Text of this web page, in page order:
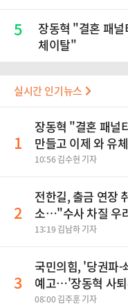
5
장동혁 "결혼 패널
체이탈"
실시간 인기뉴스
1
장동혁 "결혼 패널
만들고 이제 와 유
10:56 김수현 기자
2
전한길, 출금 연장
소…"수사 차질 우
13:19 김남하 기자
3
국민의힘, '당권파-
예고…'장동혁 사
08:00 김주훈 기자